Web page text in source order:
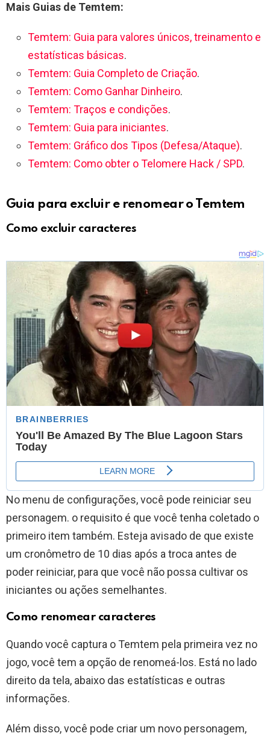
Mais Guias de Temtem:
Temtem: Guia para valores únicos, treinamento e
estatísticas básicas.
Temtem: Guia Completo de Criação.
Temtem: Como Ganhar Dinheiro.
Temtem: Traços e condições.
Temtem: Guia para iniciantes.
Temtem: Gráfico dos Tipos (Defesa/Ataque).
Temtem: Como obter o Telomere Hack / SPD.
Guia para excluir e renomear o Temtem
Como excluir caracteres
No menu de configurações, você pode reiniciar seu
personagem. o requisito é que você tenha coletado o
primeiro item também. Esteja avisado de que existe
um cronômetro de 10 dias após a troca antes de
poder reiniciar, para que você não possa cultivar os
iniciantes ou ações semelhantes.
Como renomear caracteres
Quando você captura o Temtem pela primeira vez no
jogo, você tem a opção de renomeá-los. Está no lado
direito da tela, abaixo das estatísticas e outras
informações.
Além disso, você pode criar um novo personagem,